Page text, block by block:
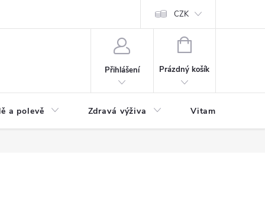
Formulář pro odstoupení od
CZK
Přihlášení
NÁKUPNÍ
Prázdný košík
a polevě Zdravá výživa Vitamíny a